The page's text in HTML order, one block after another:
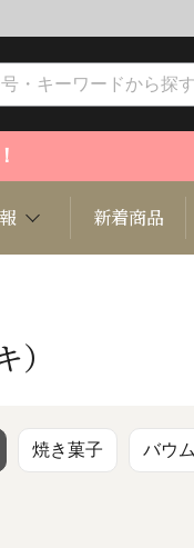
！
総菜
定期購読雑誌
新着商品
焼き菓子 バウ